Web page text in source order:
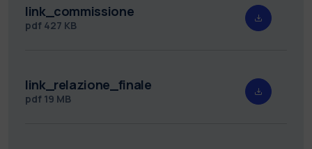
link_commissione
pdf 427 KB
link_relazione_finale
pdf 19 MB